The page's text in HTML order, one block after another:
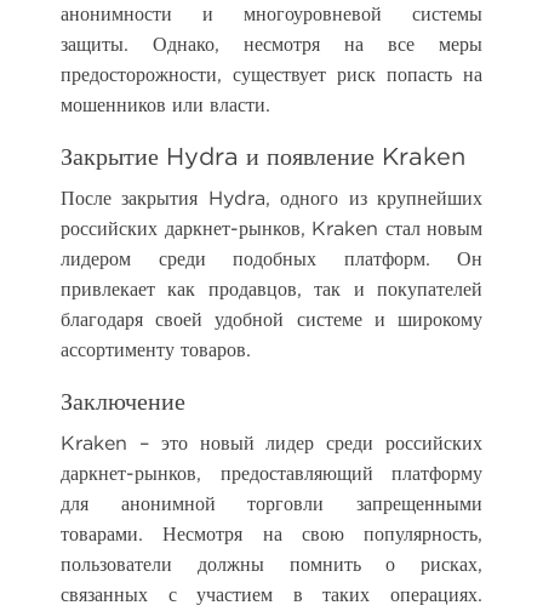
анонимности и многоуровневой системы
защиты. Однако, несмотря на все меры
предосторожности, существует риск попасть на
мошенников или власти.
Закрытие Hydra и появление Kraken
После закрытия Hydra, одного из крупнейших
российских даркнет-рынков, Kraken стал новым
лидером среди подобных платформ. Он
привлекает как продавцов, так и покупателей
благодаря своей удобной системе и широкому
ассортименту товаров.
Заключение
Kraken – это новый лидер среди российских
даркнет-рынков, предоставляющий платформу
для анонимной торговли запрещенными
товарами. Несмотря на свою популярность,
пользователи должны помнить о рисках,
связанных с участием в таких операциях.